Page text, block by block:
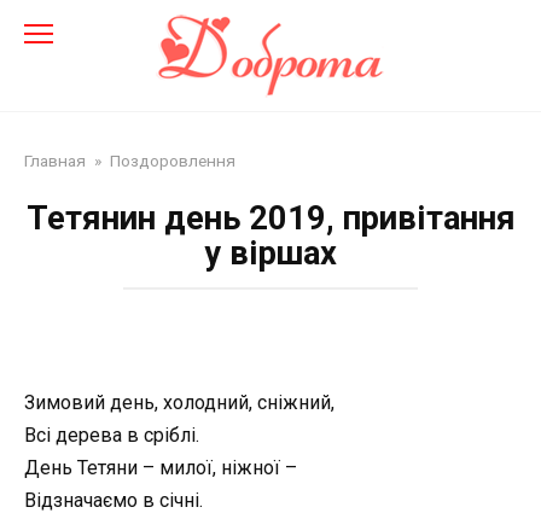
Главная » Поздоровлення
Тетянин день 2019, привітання
у віршах
Зимовий день, холодний, сніжний,
Всі дерева в сріблі.
День Тетяни – милої, ніжної –
Відзначаємо в січні.